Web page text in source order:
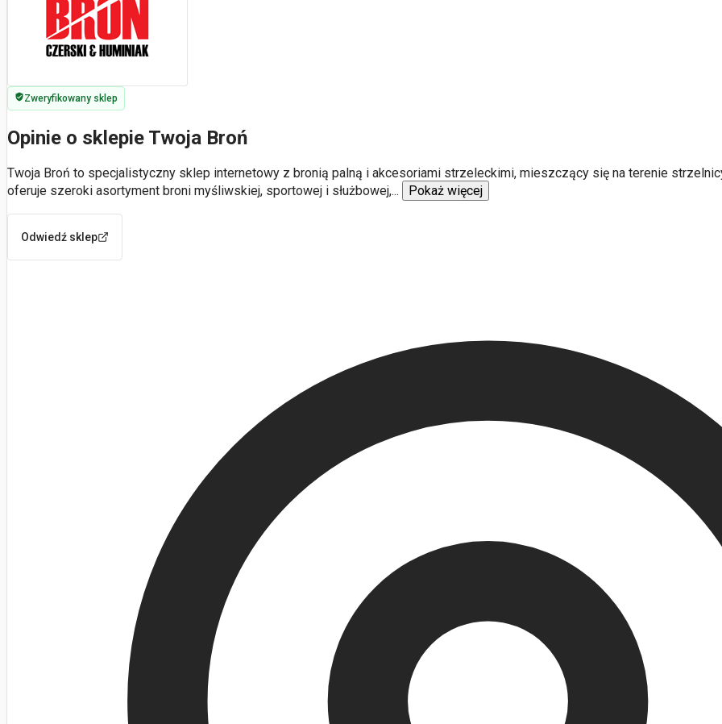
Zweryfikowany sklep
Opinie o sklepie Twoja Broń
Twoja Broń to specjalistyczny sklep internetowy z bronią palną i akcesoriami strzeleckimi, mieszczący się na terenie
oferuje szeroki asortyment broni myśliwskiej, sportowej i służbowej,... Pokaż więcej
Odwiedź sklep